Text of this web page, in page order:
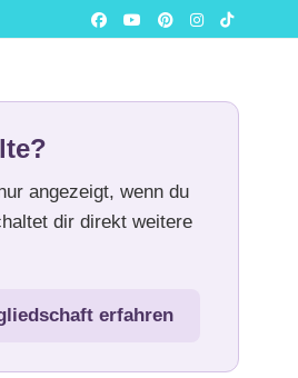
angezeigt, wenn du
dir direkt weitere
erfahren